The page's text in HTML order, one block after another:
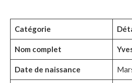
Catégorie
Nom complet
Date de naissance